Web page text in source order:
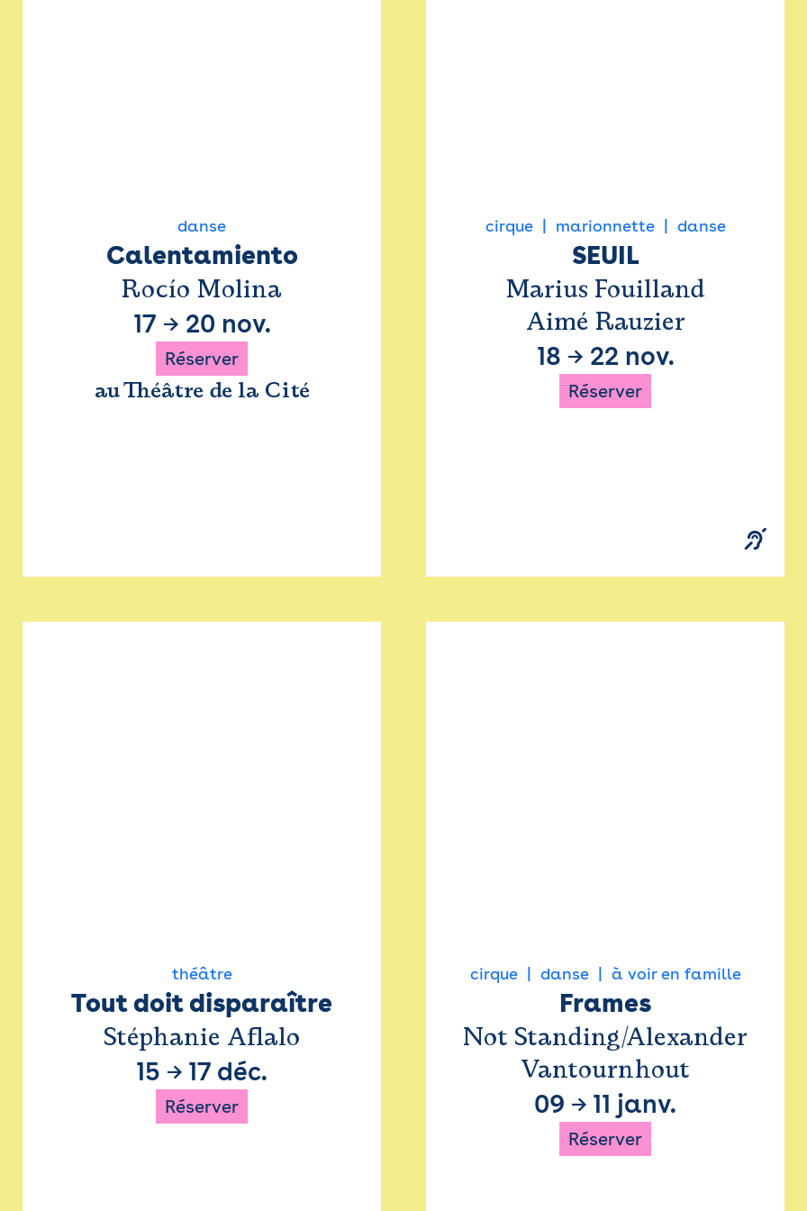
danse
Calentamiento
Rocío Molina
17 → 20 nov.
Réserver
au Théâtre de la Cité
cirque marionnette danse
SEUIL
Marius Fouilland
Aimé Rauzier
18 → 22 nov.
Réserver
théâtre
Tout doit disparaître
Stéphanie Aflalo
15 → 17 déc.
Réserver
cirque danse à voir en famille
Frames
Not Standing/Alexander
Vantournhout
09 → 11 janv.
Réserver